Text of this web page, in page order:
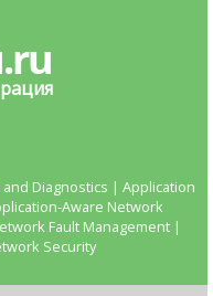
Diagnostics | Application
Aware Network
Fault Management |
Security